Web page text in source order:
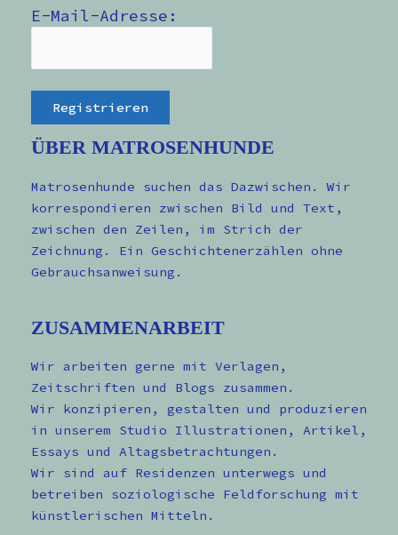
E-Mail-Adresse:
ÜBER MATROSENHUNDE
Matrosenhunde suchen das Dazwischen. Wir
korrespondieren zwischen Bild und Text,
zwischen den Zeilen, im Strich der
Zeichnung. Ein Geschichtenerzählen ohne
Gebrauchsanweisung.
ZUSAMMENARBEIT
Wir arbeiten gerne mit Verlagen,
Zeitschriften und Blogs zusammen.
Wir konzipieren, gestalten und produzieren
in unserem Studio Illustrationen, Artikel,
Essays und Altagsbetrachtungen.
Wir sind auf Residenzen unterwegs und
betreiben soziologische Feldforschung mit
künstlerischen Mitteln.